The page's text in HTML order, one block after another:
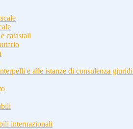
catastali
e alle istanze di consulenza
internazionali